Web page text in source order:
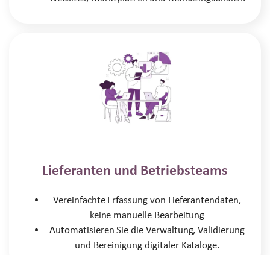
Lieferanten und Betriebsteams
Vereinfachte Erfassung von Lieferantendaten,
keine manuelle Bearbeitung
Automatisieren Sie die Verwaltung, Validierung
und Bereinigung digitaler Kataloge.